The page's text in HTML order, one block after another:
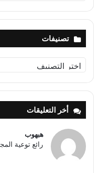
تصنيفات
تصنيفات
أخر التعليقات
هبهوب
رائع توعية